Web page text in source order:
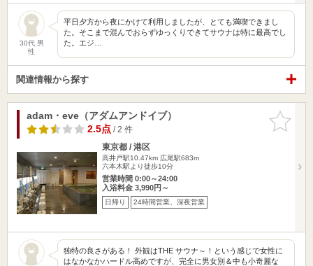
30代 男
性
平日夕方から夜にかけて利用しましたが、とても満喫できまし
た。そこまで混んでおらずゆっくりできてサウナは特に最高でし
た。エジ…
関連情報から探す
お気に入
りに追加
adam・eve（アダムアンドイブ）
2.5点/ 2 件
東京都 / 港区
高井戸駅10.47km 広尾駅683m
六本木駅より徒歩10分
営業時間 0:00～24:00
入浴料金 3,990円～
日帰り 24時間営業、深夜営業
独特の良さがある！ 外観はTHE サウナ～！という感じで女性に
はなかなかハードル高めですが、完全に男女別＆中も小奇麗な